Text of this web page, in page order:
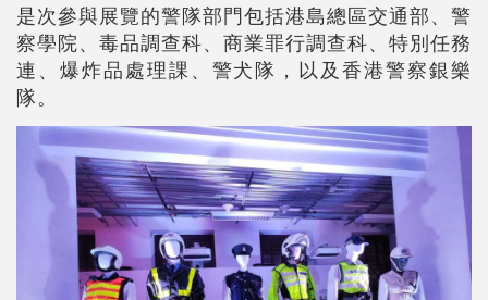
是次參與展覽的警隊部門包括港島總區交通部、警
察學院、毒品調查科、商業罪行調查科、特別任務
連、爆炸品處理課、警犬隊，以及香港警察銀樂
隊。